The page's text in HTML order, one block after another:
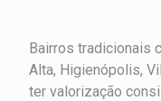
Bairros tradicionais
Alta, Higienópolis,
ter valorização